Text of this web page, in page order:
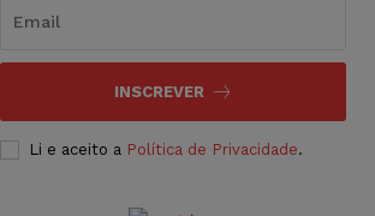
INSCREVER
Li e aceito a Política de Privacidade.